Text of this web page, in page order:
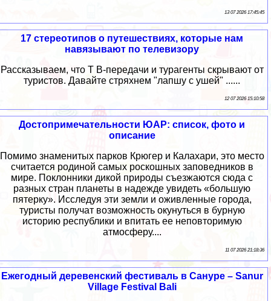
13 07 2026 17:45:45
17 стереотипов о путешествиях, которые нам
навязывают по телевизору
Рассказываем, что Т В-передачи и турагенты скрывают от
туристов. Давайте стряхнем "лапшу с ушей" ......
12 07 2026 15:10:58
Достопримечательности ЮАР: список, фото и
описание
Помимо знаменитых парков Крюгер и Калахари, это место
считается родиной самых роскошных заповедников в
мире. Поклонники дикой природы съезжаются сюда с
разных стран планеты в надежде увидеть «большую
пятерку». Исследуя эти земли и оживленные города,
туристы получат возможность окунуться в бурную
историю республики и впитать ее неповторимую
атмосферу....
11 07 2026 21:18:36
Ежегодный деревенский фестиваль в Сануре – Sanur
Village Festival Bali